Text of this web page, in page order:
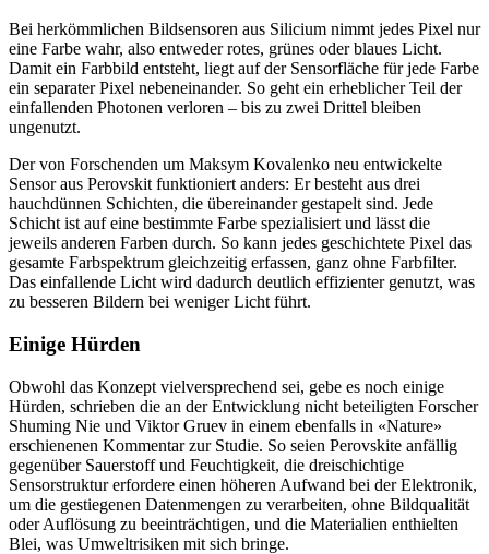
Bei herkömmlichen Bildsensoren aus Silicium nimmt jedes Pixel nur
eine Farbe wahr, also entweder rotes, grünes oder blaues Licht.
Damit ein Farbbild entsteht, liegt auf der Sensorfläche für jede Farbe
ein separater Pixel nebeneinander. So geht ein erheblicher Teil der
einfallenden Photonen verloren – bis zu zwei Drittel bleiben
ungenutzt.
Der von Forschenden um Maksym Kovalenko neu entwickelte
Sensor aus Perovskit funktioniert anders: Er besteht aus drei
hauchdünnen Schichten, die übereinander gestapelt sind. Jede
Schicht ist auf eine bestimmte Farbe spezialisiert und lässt die
jeweils anderen Farben durch. So kann jedes geschichtete Pixel das
gesamte Farbspektrum gleichzeitig erfassen, ganz ohne Farbfilter.
Das einfallende Licht wird dadurch deutlich effizienter genutzt, was
zu besseren Bildern bei weniger Licht führt.
Einige Hürden
Obwohl das Konzept vielversprechend sei, gebe es noch einige
Hürden, schrieben die an der Entwicklung nicht beteiligten Forscher
Shuming Nie und Viktor Gruev in einem ebenfalls in «Nature»
erschienenen Kommentar zur Studie. So seien Perovskite anfällig
gegenüber Sauerstoff und Feuchtigkeit, die dreischichtige
Sensorstruktur erfordere einen höheren Aufwand bei der Elektronik,
um die gestiegenen Datenmengen zu verarbeiten, ohne Bildqualität
oder Auflösung zu beeinträchtigen, und die Materialien enthielten
Blei, was Umweltrisiken mit sich bringe.